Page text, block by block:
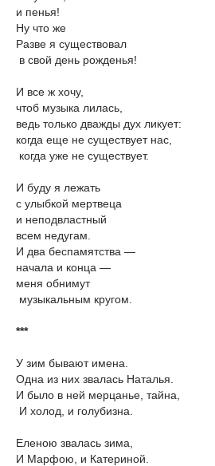
и пенья!
Ну что же
Разве я существовал
в свой день рожденья!
И все ж хочу,
чтоб музыка лилась,
ведь только дважды дух ликует:
когда еще не существует нас,
когда уже не существует.
И буду я лежать
с улыбкой мертвеца
и неподвластный
всем недугам.
И два беспамятства —
начала и конца —
меня обнимут
музыкальным кругом.
***
У зим бывают имена.
Одна из них звалась Наталья.
И было в ней мерцанье, тайна,
И холод, и голубизна.
Еленою звалась зима,
И Марфою, и Катериной.